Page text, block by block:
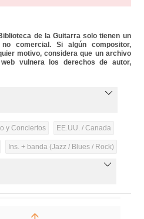
de la Guitarra solo tienen un
comercial. Si algún compositor,
motivo, considera que un archivo
vulnera los derechos de autor,
y Conciertos EE.UU. / Canada
Ins. + banda (Jazz / Blues / Rock)